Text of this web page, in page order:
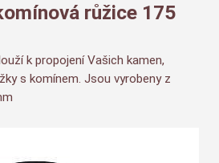
růžice 175
k propojení Vašich kamen,
s komínem. Jsou vyrobeny z